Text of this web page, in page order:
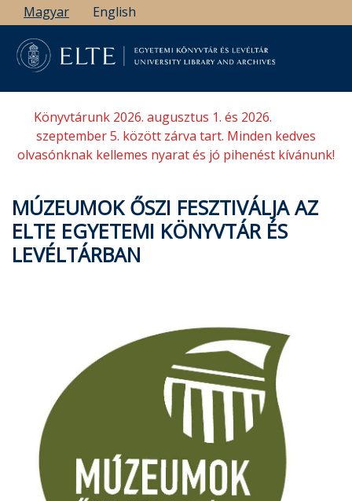
Ugrás
a
tartalomra
Magyar English
Könyvtárunk 2026. augusztus 1. és 2026.
szeptember 5. között zárva tart. Minden kedves
olvasónknak kellemes nyarat és jó pihenést kívánunk!
MÚZEUMOK ŐSZI FESZTIVÁLJA AZ
ELTE EGYETEMI KÖNYVTÁR ÉS
LEVÉLTÁRBAN